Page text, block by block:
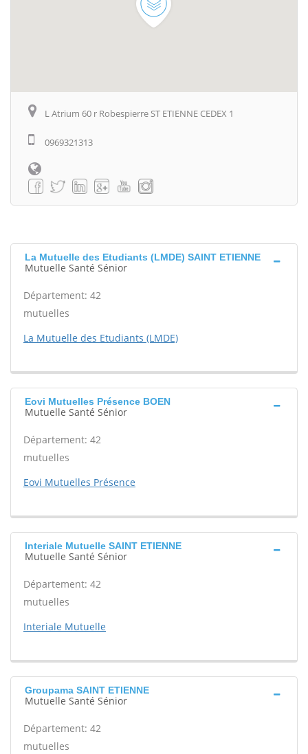
L Atrium 60 r Robespierre ST ETIENNE CEDEX 1
0969321313
La Mutuelle des Etudiants (LMDE) SAINT ETIENNE
Mutuelle Santé Sénior
Département: 42
mutuelles
La Mutuelle des Etudiants (LMDE)
Eovi Mutuelles Présence BOEN
Mutuelle Santé Sénior
Département: 42
mutuelles
Eovi Mutuelles Présence
Interiale Mutuelle SAINT ETIENNE
Mutuelle Santé Sénior
Département: 42
mutuelles
Interiale Mutuelle
Groupama SAINT ETIENNE
Mutuelle Santé Sénior
Département: 42
mutuelles